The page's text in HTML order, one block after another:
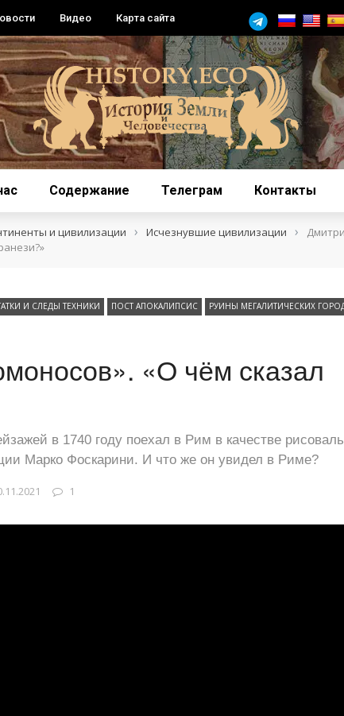
Видео Карта сайта
Содержание Телеграм Контакты
и цивилизации › Исчезнувшие цивилизации ›
И СЛЕДЫ ТЕХНИКИ ПОСТ АПОКАЛИПСИС
РУИНЫ МЕГАЛИТИЧЕСКИХ
«О чём сказал
в 1740 году поехал в Рим в качестве
Марко Фоскарини. И что же он увидел в Риме?
1